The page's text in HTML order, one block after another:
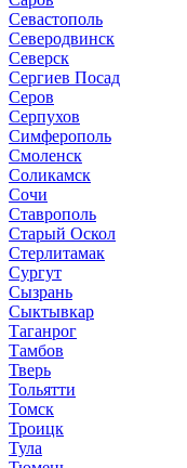
Севастополь
Северодвинск
Северск
Сергиев Посад
Серов
Серпухов
Симферополь
Смоленск
Соликамск
Сочи
Ставрополь
Старый Оскол
Стерлитамак
Сургут
Сызрань
Сыктывкар
Таганрог
Тамбов
Тверь
Тольятти
Томск
Троицк
Тула